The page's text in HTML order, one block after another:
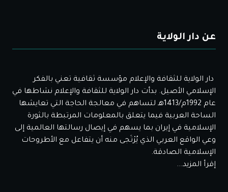
عن دار الولاية
دار الولاية للثقافة والإعلام مؤسسة ثقافية تعني بالفكر
الإسلامي الأصيل. بدأت دار الولاية للثقافة والإعلام نشاطها في
عام 1992م/1413هـ لتساهم في معالجة الحاجة التي تعايشها
الساحة العربية فيما يتعلق بالمعلومات المرتبطة بالثورة
الإسلامية في إيران بما يسهم في إيصال رسالتها العالمية إلى
وعي الواقع العربي الذي يُرْتَجى منه أن يتفاعل مع الأطروحات
الإسلامية الصادقة.
إقرأ المزيد...